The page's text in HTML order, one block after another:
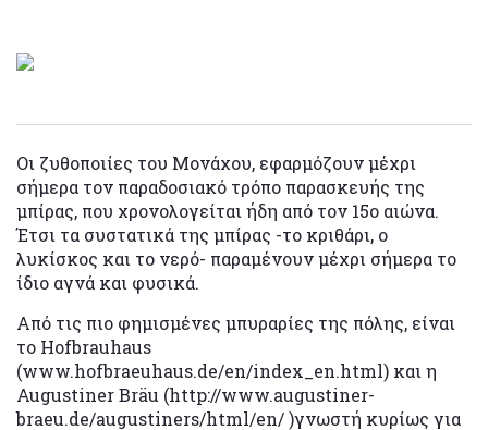
Οι ζυθοποιίες του Μονάχου, εφαρμόζουν μέχρι
σήμερα τον παραδοσιακό τρόπο παρασκευής της
μπίρας, που χρονολογείται ήδη από τον 15ο αιώνα.
Έτσι τα συστατικά της μπίρας -το κριθάρι, ο
λυκίσκος και το νερό- παραμένουν μέχρι σήμερα το
ίδιο αγνά και φυσικά.
Από τις πιο φημισμένες μπυραρίες της πόλης, είναι
το Hofbrauhaus
(www.hofbraeuhaus.de/en/index_en.html) και η
Augustiner Bräu (http://www.augustiner-
braeu.de/augustiners/html/en/ )γνωστή κυρίως για